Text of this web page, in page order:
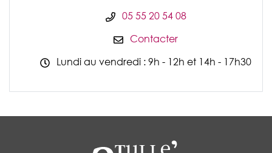
05 55 20 54 08
Contacter
Lundi au vendredi : 9h - 12h et 14h - 17h30